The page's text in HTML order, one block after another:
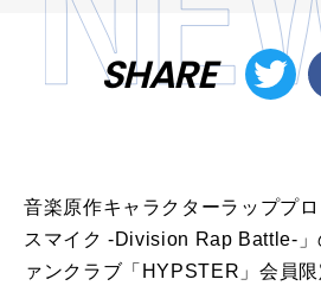
SHARE
音楽原作キャラクターラッププ
スマイク -Division Rap Battle-」
ァンクラブ「HYPSTER」会員